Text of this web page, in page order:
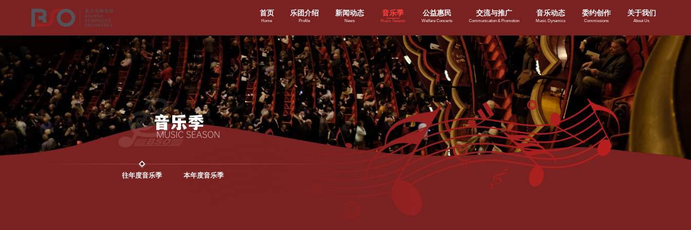
首页
Home
乐团介绍
Profile
新闻动态
News
音乐季
Music Season
公益惠民
Welfare Concerts
交流与推广
Communication & Promotion
音乐动态
Music Dynamics
委约创作
Commissions
关于我们
About Us
往年度音乐季 本年度音乐季